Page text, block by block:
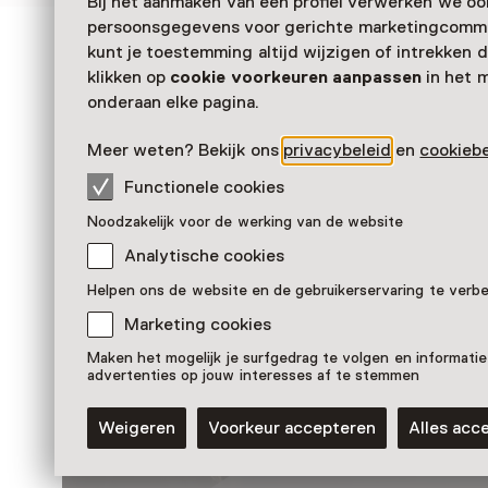
persoonsgegevens voor gerichte
kunt je toestemming altijd wijzigen of intrekken
klikken op cookie voorkeuren aanpassenin het
onderaan elke pagina.
Meer weten? Bekijk ons privacybeleid en
Functionele cookies
Noodzakelijk voor de werking van de website
Analytische cookies
Helpen ons de website en de gebruikerservaring te
Marketing cookies
Maken het mogelijk je surfgedrag te volgen en
advertenties op jouw interesses af te stemmen
Weigeren Voorkeur accepteren Alles
Zien & doen in
Onderwijsmuseum
Overige
50% korting op waterijs
T/m 31 augustus van 10:00 tot 17:00